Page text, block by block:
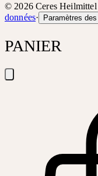
© 2026 Ceres
données· Paramètres
PANIER